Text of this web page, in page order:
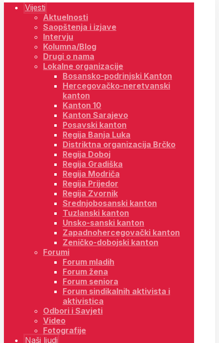
Vijesti
Aktuelnosti
Saopštenja i izjave
Intervju
Kolumna/Blog
Drugi o nama
Lokalne organizacije
Bosansko-podrinjski Kanton
Hercegovačko-neretvanski
kanton
Kanton 10
Kanton Sarajevo
Posavski kanton
Regija Banja Luka
Distriktna organizacija Brčko
Regija Doboj
Regija Gradiška
Regija Modriča
Regija Prijedor
Regija Zvornik
Srednjobosanski kanton
Tuzlanski kanton
Unsko-sanski kanton
Zapadnohercegovački kanton
Zeničko-dobojski kanton
Forumi
Forum mladih
Forum žena
Forum seniora
Forum sindikalnih aktivista i
aktivistica
Odbori i Savjeti
Video
Fotografije
Naši ljudi